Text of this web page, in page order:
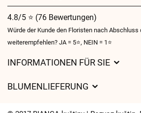
4.8/5 ⭐ (76 Bewertungen)
Würde der Kunde den Floristen nach Abschluss
weiterempfehlen? JA = 5⭐, NEIN = 1⭐
INFORMATIONEN FÜR SIE
Lieferzeiten für Blumen – Übersicht
BLUMENLIEFERUNG